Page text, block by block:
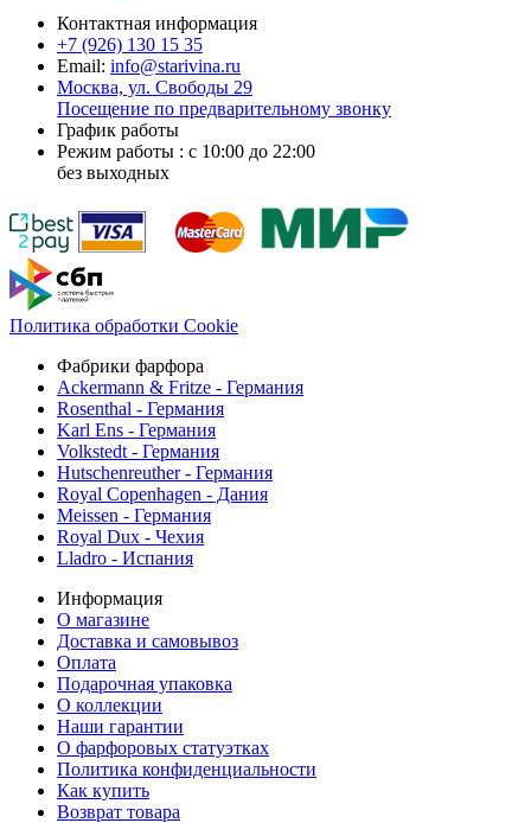
Контактная информация
+7 (926) 130 15 35
Email: info@starivina.ru
Москва, ул. Свободы 29
Посещение по предварительному звонку
График работы
Режим работы : с 10:00 до 22:00
без выходных
Политика обработки Cookie
Фабрики фарфора
Ackermann & Fritze - Германия
Rosenthal - Германия
Karl Ens - Германия
Volkstedt - Германия
Hutschenreuther - Германия
Royal Copenhagen - Дания
Meissen - Германия
Royal Dux - Чехия
Lladro - Испания
Информация
О магазине
Доставка и самовывоз
Оплата
Подарочная упаковка
О коллекции
Наши гарантии
О фарфоровых статуэтках
Политика конфиденциальности
Как купить
Возврат товара